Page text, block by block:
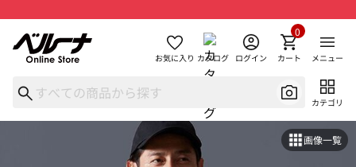
お気に入り カタログ ログイン カート
0
メニュー
カテゴリ
画像一覧